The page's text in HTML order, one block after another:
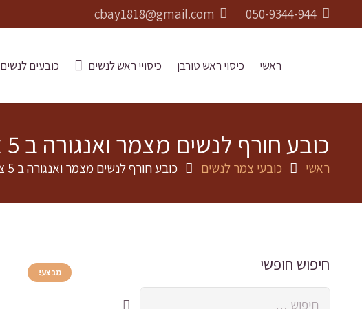
050-9344-944
cbay1818@gmail.com
ראשי כיסוי ראש טורבן כיסויי ראש לנשים כובעים לנשים
כובע חורף לנשים מצמר ואנגורה ב 5 צבעים בהירים יפים, איכותי ומודרני – דגם kayli
ראשי כובעי צמר לנשים כובע חורף לנשים מצמר ואנגורה ב 5 צבעים בהירים יפים, איכותי ומודרני – דגם kayli
מבצע! חיפוש חופשי